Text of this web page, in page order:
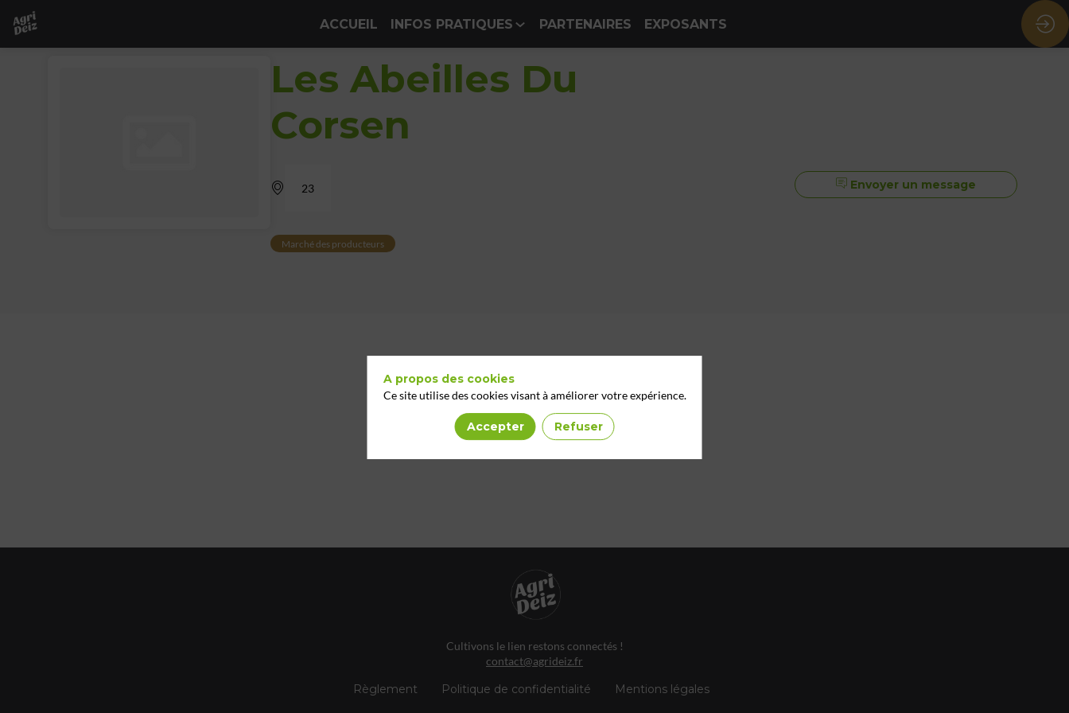
ACCUEIL INFOS PRATIQUES PARTENAIRES EXPOSANTS
Envoyer un message
Les Abeilles Du
Corsen
23
Marché des producteurs
Cultivons le lien restons connectés !
contact@agrideiz.fr
Règlement Politique de confidentialité Mentions légales
A propos des cookies
Ce site utilise des cookies visant à améliorer votre expérience.
Accepter Refuser